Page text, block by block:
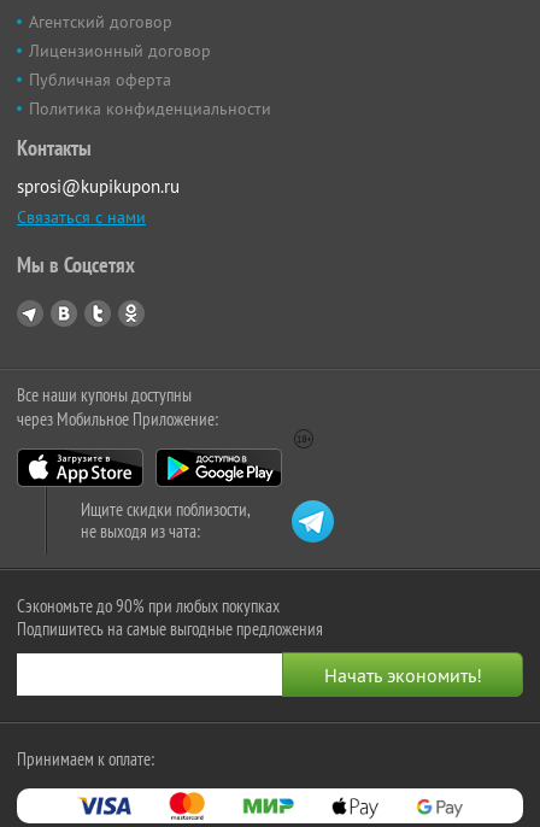
Агентский договор
Лицензионный договор
Публичная оферта
Политика конфиденциальности
Контакты
sprosi@kupikupon.ru
Связаться с нами
Мы в Соцсетях
Все наши купоны доступны
через Мобильное Приложение:
Ищите скидки поблизости,
не выходя из чата:
Сэкономьте до 90% при любых покупках
Подпишитесь на самые выгодные предложения
Принимаем к оплате: